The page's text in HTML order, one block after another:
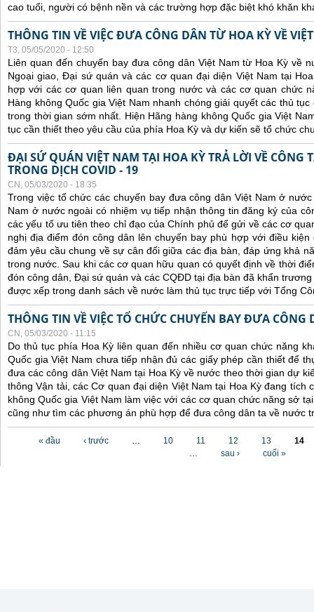
cao tuổi, người có bệnh nền và các trường hợp đặc biệt khó khăn
THÔNG TIN VỀ VIỆC ĐƯA CÔNG DÂN TỪ HOA KỲ VỀ
T3, 05/05/2020 - 12:50
Liên quan đến chuyến bay đưa công dân Việt Nam từ Hoa Kỳ về
Ngoại giao, Đại sứ quán và các cơ quan đại diện Việt Nam tại
hợp với các cơ quan liên quan trong nước và các cơ quan chức
Hàng không Quốc gia Việt Nam nhanh chóng giải quyết các thủ
trong thời gian sớm nhất. Hiện Hãng hàng không Quốc gia Việt
tục cần thiết theo yêu cầu của phía Hoa Kỳ và dự kiến sẽ tổ chức
ĐẠI SỨ QUÁN VIỆT NAM TẠI HOA KỲ TRẢ LỜI VỀ CÔNG
TRONG DỊCH COVID - 19
CN, 05/03/2020 - 18:35
Trong việc tổ chức các chuyến bay đưa công dân Việt Nam ở
Nam ở nước ngoài có nhiệm vụ tiếp nhận thông tin đăng ký của
các yếu tố ưu tiên theo chỉ đạo của Chính phủ để gửi về các cơ
nghị địa điểm đón công dân lên chuyến bay phù hợp với điều
đảm yêu cầu chung về sự cân đối giữa các địa bàn, đáp ứng khả
trong nước. Sau khi các cơ quan hữu quan có quyết định về thời
đón công dân, Đại sứ quán và các CQĐD tại địa bàn đã khẩn
được xếp trong danh sách về nước làm thủ tục trực tiếp với Tổng
THÔNG TIN VỀ VIỆC TỔ CHỨC CHUYẾN BAY ĐƯA
CN, 05/03/2020 - 11:15
Do thủ tục phía Hoa Kỳ liên quan đến nhiều cơ quan chức năng
Quốc gia Việt Nam chưa tiếp nhận đủ các giấy phép cần thiết để
đưa các công dân Việt Nam tại Hoa Kỳ về nước theo thời gian dự
thông Vận tải, các Cơ quan đại diện Việt Nam tại Hoa Kỳ đang tích
không Quốc gia Việt Nam làm việc với các cơ quan chức năng sở
cũng như tìm các phương án phù hợp để đưa công dân ta về nước
« đầu ‹ trước … 10 11 12 13
14
…
sau › cuối »